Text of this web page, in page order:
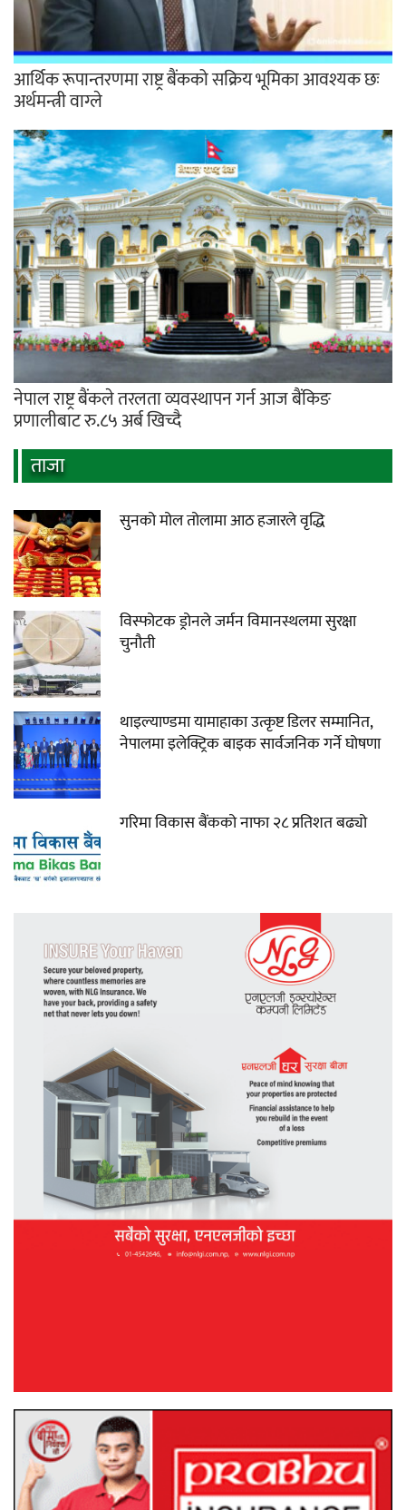
आर्थिक रूपान्तरणमा राष्ट्र बैंकको सक्रिय भूमिका आवश्यक छः
अर्थमन्त्री वाग्ले
नेपाल राष्ट्र बैंकले तरलता व्यवस्थापन गर्न आज बैंकिङ
प्रणालीबाट रु.८५ अर्ब खिच्दै
ताजा
सुनको मोल तोलामा आठ हजारले वृद्धि
विस्फोटक ड्रोनले जर्मन विमानस्थलमा सुरक्षा
चुनौती
थाइल्याण्डमा यामाहाका उत्कृष्ट डिलर सम्मानित,
नेपालमा इलेक्ट्रिक बाइक सार्वजनिक गर्ने घोषणा
गरिमा विकास बैंकको नाफा २८ प्रतिशत बढ्यो